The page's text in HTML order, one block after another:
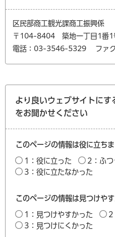
区民部商工観光課商工振興係
〒104-8404 築地一丁目1番
電話：03-3546-5329
ファ
より良いウェブサイトに
をお聞かせください
このページの情報は役に立ち
1：役に立った
2：ふつ
3：役に立たなかった
このページの情報は見つけや
1：見つけやすかった
2
3：見つけにくかった